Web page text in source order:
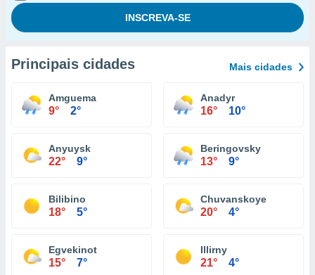
Principais cidades Mais cidades
Amguema
9° 2°
Anadyr
16° 10°
Anyuysk
22° 9°
Beringovsky
13° 9°
Bilibino
18° 5°
Chuvanskoye
20° 4°
Egvekinot
15° 7°
Illirny
21° 4°